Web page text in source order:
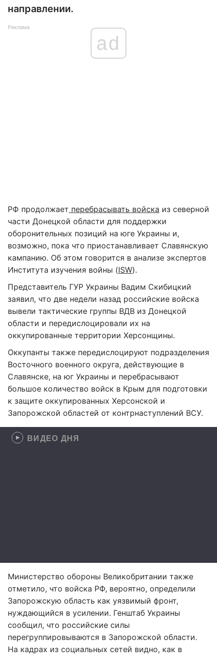
направлении.
Реклама
ad
РФ продолжает перебрасывать войска из северной
части Донецкой области для поддержки
оборонительных позиций на юге Украины и,
возможно, пока что приостанавливает Славянскую
кампанию. Об этом говорится в анализе экспертов
Института изучения войны (ISW).
Представитель ГУР Украины Вадим Скибицкий
заявил, что две недели назад российские войска
вывели тактические группы ВДВ из Донецкой
области и передислоцировали их на
оккупированные территории Херсонщины.
Оккупанты также передислоцируют подразделения
Восточного военного округа, действующие в
Славянске, на юг Украины и перебрасывают
большое количество войск в Крым для подготовки
к защите оккупированных Херсонской и
Запорожской областей от контрнаступлений ВСУ.
ВИДЕО ДНЯ
Министерство обороны Великобритании также
отметило, что войска РФ, вероятно, определили
Запорожскую область как уязвимый фронт,
нуждающийся в усилении. Генштаб Украины
сообщил, что российские силы
перегруппировываются в Запорожской области.
На кадрах из социальных сетей видно, как в